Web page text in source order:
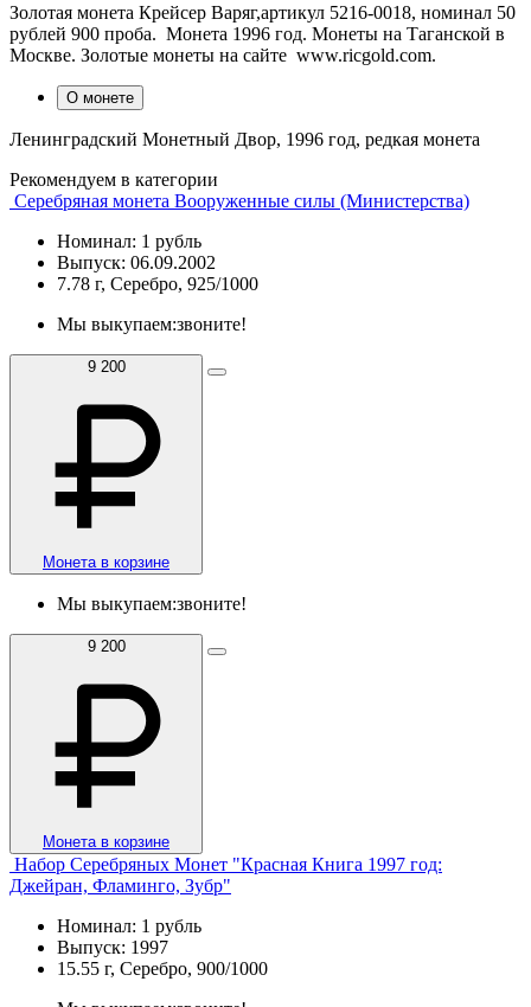
Золотая монета Крейсер Варяг,артикул 5216-0018, номинал 50
рублей 900 проба. Монета 1996 год. Монеты на Таганской в
Москве. Золотые монеты на сайте www.ricgold.com.
О монете
Ленинградский Монетный Двор, 1996 год, редкая монета
Рекомендуем в категории
Серебряная монета Вооруженные силы (Министерства)
Номинал: 1 рубль
Выпуск: 06.09.2002
7.78 г, Серебро, 925/1000
Мы выкупаем:звоните!
9 200
Монета в корзине
Мы выкупаем:звоните!
9 200
Монета в корзине
Набор Серебряных Монет "Красная Книга 1997 год:
Джейран, Фламинго, Зубр"
Номинал: 1 рубль
Выпуск: 1997
15.55 г, Серебро, 900/1000